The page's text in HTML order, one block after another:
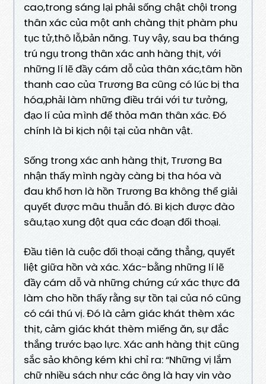
cao,trong sáng lại phải sống chật chội trong
thân xác của một anh chàng thịt phàm phu
tục tử,thô lỗ,bản năng. Tuy vậy, sau ba tháng
trú ngụ trong thân xác anh hàng thịt, với
những lí lẽ đầy cám dỗ của thân xác,tâm hồn
thanh cao của Trương Ba cũng có lúc bị tha
hóa,phải làm những điều trái với tư tưởng,
đạo lí của mình để thỏa mãn thân xác. Đó
chính là bi kịch nội tại của nhân vật.
Sống trong xác anh hàng thịt, Trương Ba
nhận thấy mình ngày càng bị tha hóa và
đau khổ hơn là hồn Trương Ba không thể giải
quyết được mâu thuẫn đó. Bi kịch được đào
sâu,tạo xung đột qua các đoạn đối thoại.
Đầu tiên là cuộc đối thoại căng thẳng, quyết
liệt giữa hồn và xác. Xác-bằng những lí lẽ
đầy cám dỗ và những chứng cứ xác thực đã
làm cho hồn thấy rằng sự tồn tại của nó cũng
có cái thú vị. Đó là cảm giác khát thèm xác
thịt, cảm giác khát thèm miếng ăn, sự đắc
thắng trước bạo lực. Xác anh hàng thịt cũng
sắc sảo không kém khi chỉ ra: “Những vị lắm
chữ nhiều sách như các ông là hay vin vào